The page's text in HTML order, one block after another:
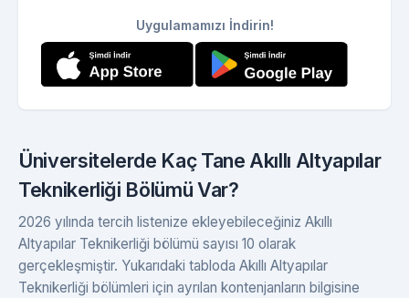
Uygulamamızı İndirin!
Üniversitelerde Kaç Tane Akıllı Altyapılar
Teknikerliği Bölümü Var?
2026 yılında tercih listenize ekleyebileceğiniz Akıllı
Altyapılar Teknikerliği bölümü sayısı 10 olarak
gerçekleşmiştir. Yukarıdaki tabloda Akıllı Altyapılar
Teknikerliği bölümleri için ayrılan kontenjanların bilgisine